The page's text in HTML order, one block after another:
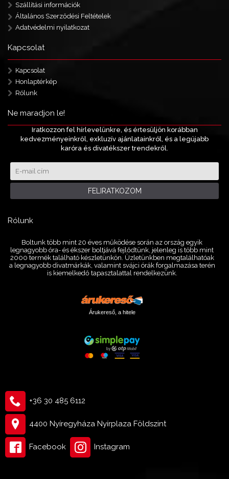
Szállítási információk
Általános Szerződési Feltételek
Adatvédelmi nyilatkozat
Kapcsolat
Kapcsolat
Honlaptérkép
Rólunk
Ne maradjon le!
Iratkozzon fel hírlevelünkre, és értesüljön korábban
kedvezményeinkről, exkluzív ajánlatainkról, és a legújabb
karóra és divatékszer trendekről.
FELIRATKOZOM
Rólunk
Boltunk több mint 20 éves működése során az ország egyik
legnagyobb óra- és ékszer boltjává fejlődtünk, jelenleg is több mint
2000 termék található készletünkön. Üzletünkben megtalálhatóak
a legnagyobb divatmárkák, valamint svájci órák forgalmazása terén
is kiemelkedő tapasztalattal rendelkezünk.
Árukereső, a hitele
+36 30 485 6112
4400 Nyíregyháza Nyírplaza Földszint
Facebook Instagram